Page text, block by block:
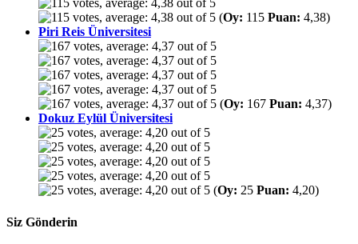
(Oy: 115 Puan: 4,38)
Piri Reis Üniversitesi
(Oy: 167 Puan: 4,37)
Dokuz Eylül Üniversitesi
(Oy: 25 Puan: 4,20)
Siz Gönderin